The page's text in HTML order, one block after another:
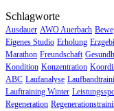
Schlagworte
Ausdauer AWO Auerbach
Eigenes Studio Erholung
Marathon Freundschaft
Kondition Konzentration
ABC Laufanalyse
Lauftraining Winter
Regeneration